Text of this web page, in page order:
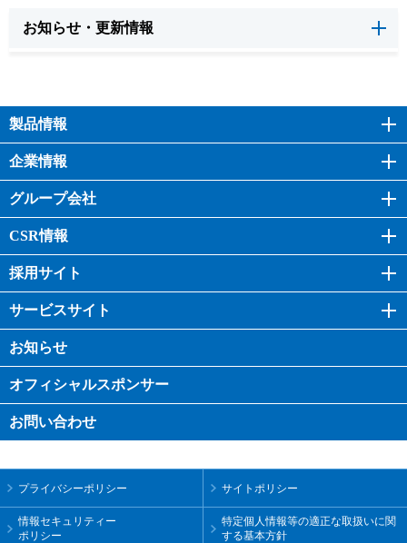
お知らせ・更新情報
製品情報
企業情報
グループ会社
CSR情報
採用サイト
サービスサイト
お知らせ
オフィシャルスポンサー
お問い合わせ
プライバシーポリシー サイトポリシー
情報セキュリティー
ポリシー
特定個人情報等の適正な取扱いに関
する基本方針